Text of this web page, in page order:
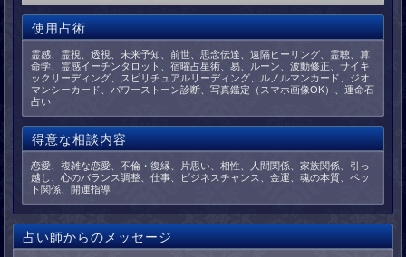
使用占術
霊感、霊視、透視、未来予知、前世、思念伝達、遠隔ヒーリング、霊聴、算
命学、霊感イーチンタロット、宿曜占星術、易、ルーン、波動修正、サイキ
ックリーディング、スピリチュアルリーディング、ルノルマンカード、ジオ
マンシーカード、パワーストーン診断、写真鑑定（スマホ画像OK）、運命石
占い
得意な相談内容
恋愛、複雑な恋愛、不倫・復縁、片思い、相性、人間関係、家族関係、引っ
越し、心のバランス調整、仕事、ビジネスチャンス、金運、魂の本質、ペッ
ト関係、開運指導
占い師からのメッセージ